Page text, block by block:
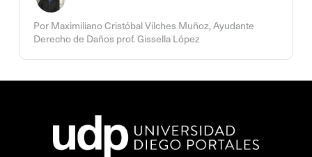
Por Maximiliano Cristóbal Vilches Muñoz, Ayudante
Derecho de Daños prof. Gissella López